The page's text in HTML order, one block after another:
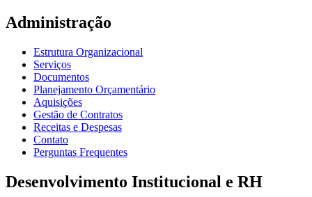
Administração
Estrutura Organizacional
Serviços
Documentos
Planejamento Orçamentário
Aquisições
Gestão de Contratos
Receitas e Despesas
Contato
Perguntas Frequentes
Desenvolvimento Institucional e RH